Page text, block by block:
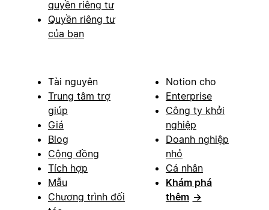
quyền riêng tư
Quyền riêng tư
của bạn
Tài nguyên
Trung tâm trợ
giúp
Giá
Blog
Cộng đồng
Tích hợp
Mẫu
Chương trình đối
Notion cho
Enterprise
Công ty khởi
nghiệp
Doanh nghiệp
nhỏ
Cá nhân
Khám phá
thêm →